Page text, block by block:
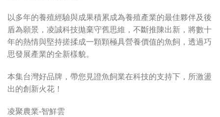
以多年的養殖經驗與成果積累成為養殖產業的最佳夥伴及後
盾為願景，凌誠科技拋棄守舊思維，不斷推陳出新，將數十
年的熱情與堅持搓揉成一顆顆極具營養價值的魚飼，透過巧
思發展產業的全新樣貌。
本集台灣好品牌，帶您見證魚飼業在科技的支持下，所激盪
出的創新火花！
凌聚農業-智鮮雲